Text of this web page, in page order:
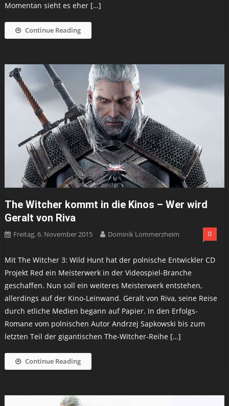
Momentan sieht es eher […]
Continue Reading
The Witcher kommt in die Kinos – Wer wird
Geralt von Riva
Freitag, 6. November 2015 Dominik Lommerzheim 0
Mit The Witcher 3: Wild Hunt hat der polnische Entwickler CD
Projekt Red ein Meisterwerk in der Videospiel-Branche
geschaffen. Nun soll ein weiteres Meisterwerk entstehen,
allerdings auf der Kino-Leinwand. Geralt von Riva, seine Reise
durch etliche Medien begann auf Papier. In den Erfolgs-
Romane vom polnischen Autor Andrzej Sapkowski bis zum
letzten Teil der gigantischen The-Witcher-Reihe […]
Continue Reading